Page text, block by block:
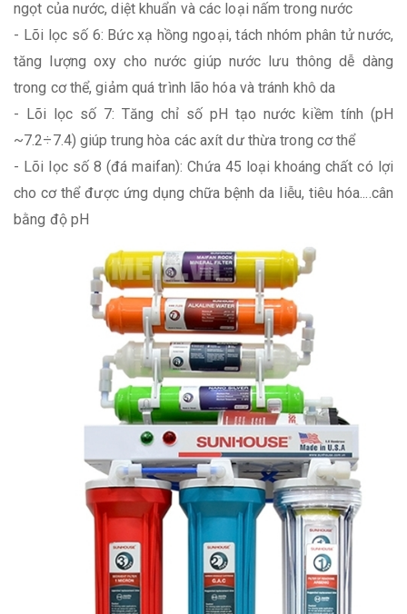
ngọt của nước, diệt khuẩn và các loại nấm trong nước
- Lõi lọc số 6: Bức xạ hồng ngoại, tách nhóm phân tử nước,
tăng lượng oxy cho nước giúp nước lưu thông dễ dàng
trong cơ thể, giảm quá trình lão hóa và tránh khô da
- Lõi lọc số 7: Tăng chỉ số pH tạo nước kiềm tính (pH
~7.2÷7.4) giúp trung hòa các axít dư thừa trong cơ thể
- Lõi lọc số 8 (đá maifan): Chứa 45 loại khoáng chất có lợi
cho cơ thể được ứng dụng chữa bệnh da liễu, tiêu hóa....cân
bằng độ pH